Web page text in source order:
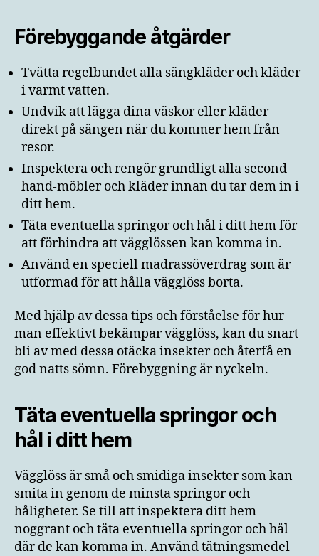
Förebyggande åtgärder
Tvätta regelbundet alla sängkläder och kläder
i varmt vatten.
Undvik att lägga dina väskor eller kläder
direkt på sängen när du kommer hem från
resor.
Inspektera och rengör grundligt alla second
hand-möbler och kläder innan du tar dem in i
ditt hem.
Täta eventuella springor och hål i ditt hem för
att förhindra att vägglössen kan komma in.
Använd en speciell madrassöverdrag som är
utformad för att hålla vägglöss borta.
Med hjälp av dessa tips och förståelse för hur
man effektivt bekämpar vägglöss, kan du snart
bli av med dessa otäcka insekter och återfå en
god natts sömn. Förebyggning är nyckeln.
Täta eventuella springor och
hål i ditt hem
Vägglöss är små och smidiga insekter som kan
smita in genom de minsta springor och
håligheter. Se till att inspektera ditt hem
noggrant och täta eventuella springor och hål
där de kan komma in. Använd tätningsmedel